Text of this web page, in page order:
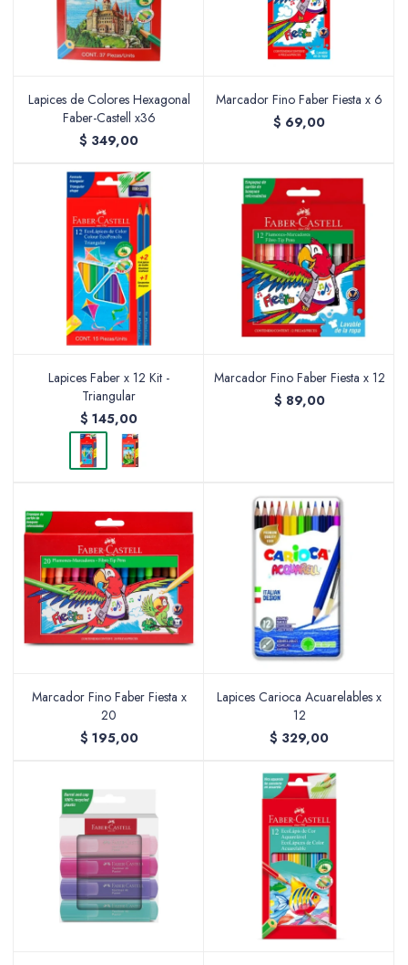
Lapices de Colores Hexagonal
Faber-Castell x36
$ 349,00
Marcador Fino Faber Fiesta x 6
$ 69,00
Lapices Faber x 12 Kit -
Triangular
$ 145,00
Marcador Fino Faber Fiesta x 12
$ 89,00
Marcador Fino Faber Fiesta x
20
$ 195,00
Lapices Carioca Acuarelables x
12
$ 329,00